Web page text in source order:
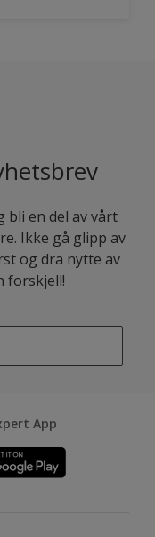
bli en del av vårt
Ikke gå glipp av
og dra nytte av
forskjell!
App